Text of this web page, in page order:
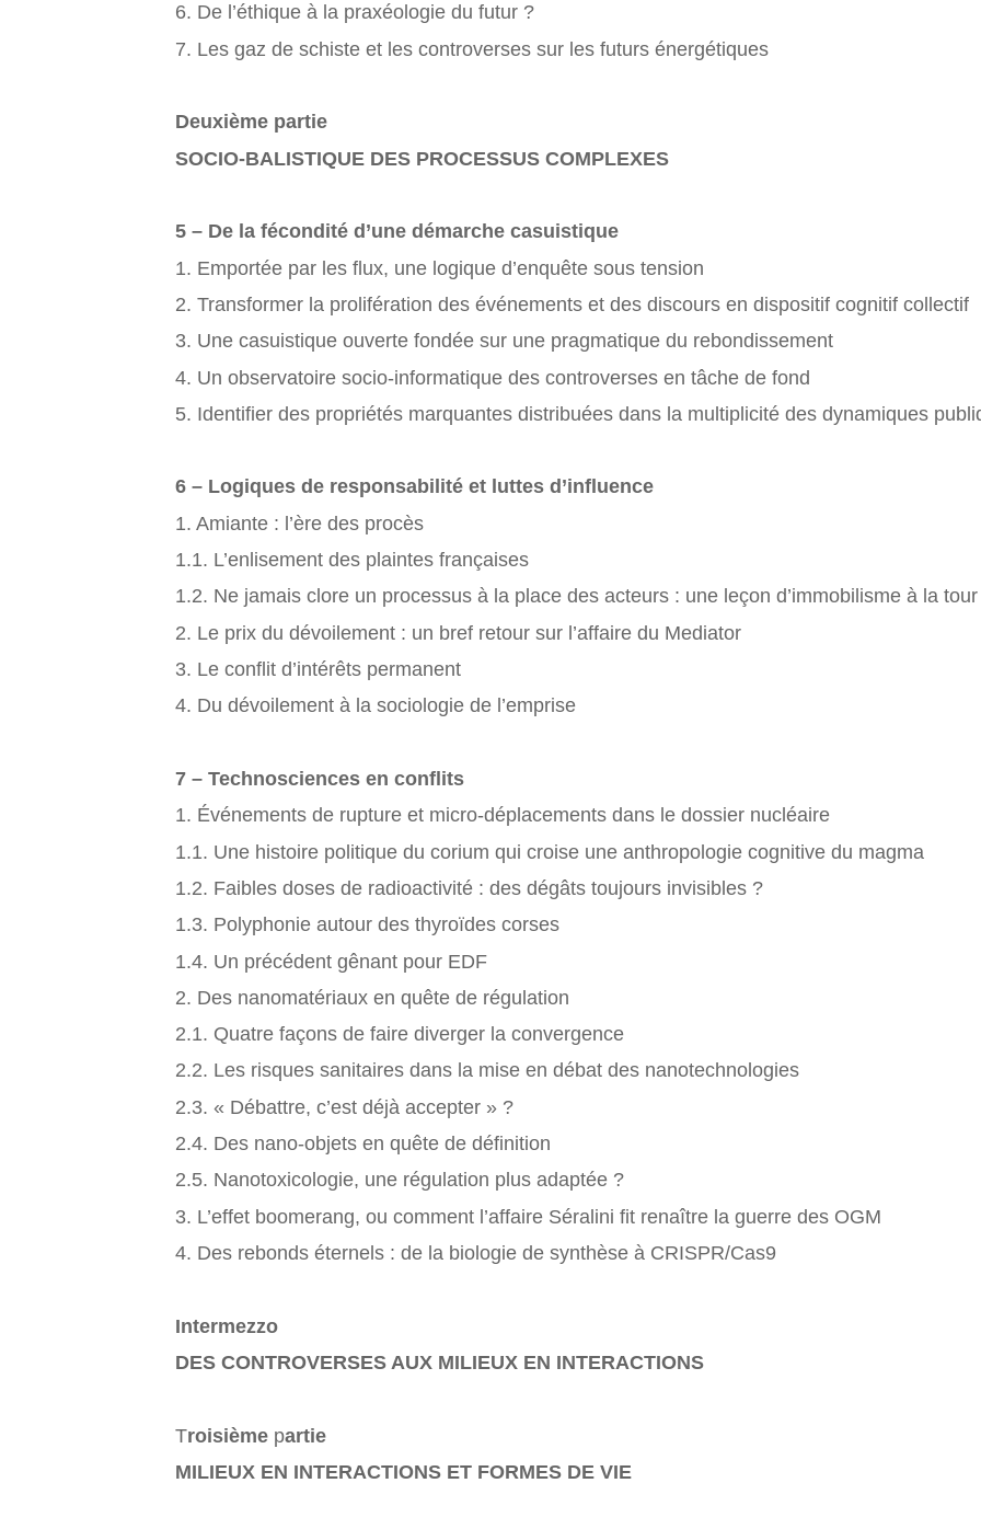
6. De l’éthique à la praxéologie du futur ?
7. Les gaz de schiste et les controverses sur les futurs énergétiques
Deuxième partie
SOCIO-BALISTIQUE DES PROCESSUS COMPLEXES
5 – De la fécondité d’une démarche casuistique
1. Emportée par les flux, une logique d’enquête sous tension
2. Transformer la prolifération des événements et des discours en dispositif cognitif collectif
3. Une casuistique ouverte fondée sur une pragmatique du rebondissement
4. Un observatoire socio-informatique des controverses en tâche de fond
5. Identifier des propriétés marquantes distribuées dans la multiplicité des dynamiques
6 – Logiques de responsabilité et luttes d’influence
1. Amiante : l’ère des procès
1.1. L’enlisement des plaintes françaises
1.2. Ne jamais clore un processus à la place des acteurs : une leçon d’immobilisme à la
2. Le prix du dévoilement : un bref retour sur l’affaire du Mediator
3. Le conflit d’intérêts permanent
4. Du dévoilement à la sociologie de l’emprise
7 – Technosciences en conflits
1. Événements de rupture et micro-déplacements dans le dossier nucléaire
1.1. Une histoire politique du corium qui croise une anthropologie cognitive du magma
1.2. Faibles doses de radioactivité : des dégâts toujours invisibles ?
1.3. Polyphonie autour des thyroïdes corses
1.4. Un précédent gênant pour EDF
2. Des nanomatériaux en quête de régulation
2.1. Quatre façons de faire diverger la convergence
2.2. Les risques sanitaires dans la mise en débat des nanotechnologies
2.3. « Débattre, c’est déjà accepter » ?
2.4. Des nano-objets en quête de définition
2.5. Nanotoxicologie, une régulation plus adaptée ?
3. L’effet boomerang, ou comment l’affaire Séralini fit renaître la guerre des OGM
4. Des rebonds éternels : de la biologie de synthèse à CRISPR/Cas9
Intermezzo
DES CONTROVERSES AUX MILIEUX EN INTERACTIONS
Troisième partie
MILIEUX EN INTERACTIONS ET FORMES DE VIE